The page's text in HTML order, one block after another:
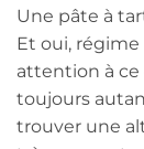
Une pâte à
Et oui, régime
attention à ce
toujours
trouver une